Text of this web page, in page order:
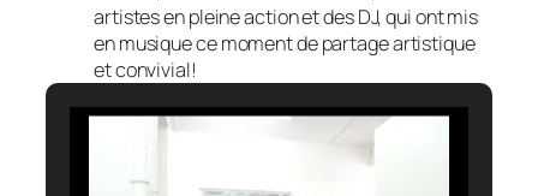
artistes en pleine action et des DJ, qui ont mis
en musique ce moment de partage artistique
et convivial!